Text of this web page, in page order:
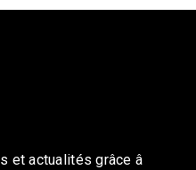
et actualités grâce â